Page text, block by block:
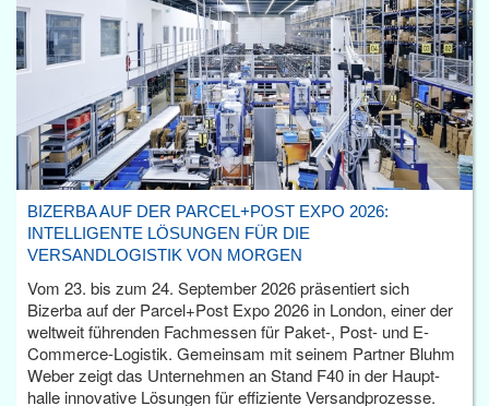
BIZERBA AUF DER PARCEL+POST EXPO 2026:
INTELLIGENTE LÖSUNGEN FÜR DIE
VERSANDLOGISTIK VON MORGEN
Vom 23. bis zum 24. September 2026 präsentiert sich
Bizerba auf der Parcel+Post Expo 2026 in London, einer der
weltweit führenden Fachmessen für Paket-, Post- und E-
Commerce-Logistik. Gemeinsam mit seinem Partner Bluhm
Weber zeigt das Unternehmen an Stand F40 in der Haupt­
halle innovative Lösungen für effiziente Versandprozesse.